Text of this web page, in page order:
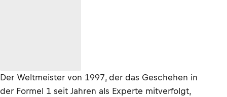
Der Weltmeister von 1997, der das Geschehen in
der Formel 1 seit Jahren als Experte mitverfolgt,